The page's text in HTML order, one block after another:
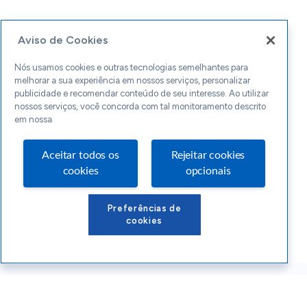
Aviso de Cookies
Nós usamos cookies e outras tecnologias semelhantes para
melhorar a sua experiência em nossos serviços, personalizar
publicidade e recomendar conteúdo de seu interesse. Ao utilizar
nossos serviços, você concorda com tal monitoramento descrito
em nossa
Aceitar todos os
cookies
Rejeitar cookies
opcionais
Preferências de
cookies